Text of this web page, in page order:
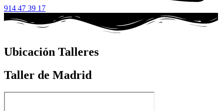
914 47 39 17
Ubicación Talleres
Taller de Madrid